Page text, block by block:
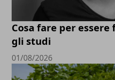
Cosa fare per essere
gli studi
01/08/2026